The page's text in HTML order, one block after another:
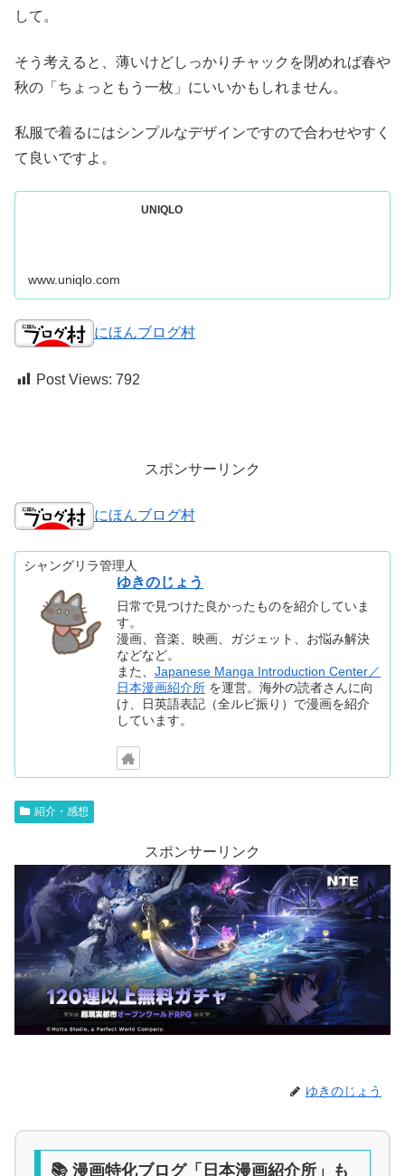
して。
そう考えると、薄いけどしっかりチャックを閉めれば春や
秋の「ちょっともう一枚」にいいかもしれません。
私服で着るにはシンプルなデザインですので合わせやすく
て良いですよ。
UNIQLO
www.uniqlo.com
にほんブログ村
Post Views: 792
スポンサーリンク
にほんブログ村
シャングリラ管理人
ゆきのじょう
日常で見つけた良かったものを紹介していま
す。
漫画、音楽、映画、ガジェット、お悩み解決
などなど。
また、Japanese Manga Introduction Center／
日本漫画紹介所 を運営。海外の読者さんに向
け、日英語表記（全ルビ振り）で漫画を紹介
しています。
紹介・感想
スポンサーリンク
ゆきのじょう
📚 漫画特化ブログ「日本漫画紹介所」も